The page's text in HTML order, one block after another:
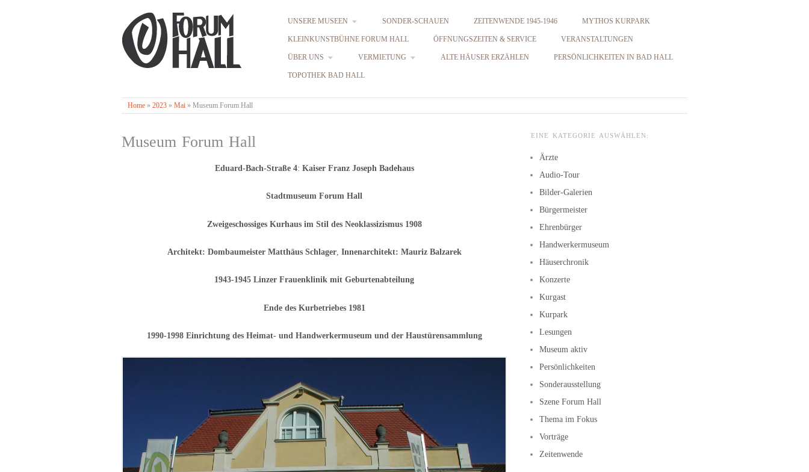
UNSERE MUSEEN SONDER-SCHAUEN ZEITENWENDE 1945-1946 MYTHOS KURPARK
KLEINKUNSTBÜHNE FORUM HALL ÖFFNUNGSZEITEN & SERVICE VERANSTALTUNGEN
ÜBER UNS VERMIETUNG ALTE HÄUSER ERZÄHLEN PERSÖNLICHKEITEN IN BAD HALL
TOPOTHEK BAD HALL
Home » 2023 » Mai » Museum Forum Hall
Museum Forum Hall
Eduard-Bach-Straße 4: Kaiser Franz Joseph Badehaus
Stadtmuseum Forum Hall
Zweigeschossiges Kurhaus im Stil des Neoklassizismus 1908
Architekt: Dombaumeister Matthäus Schlager, Innenarchitekt: Mauriz Balzarek
1943-1945 Linzer Frauenklinik mit Geburtenabteilung
Ende des Kurbetriebes 1981
1990-1998 Einrichtung des Heimat- und Handwerkermuseum und der Haustürensammlung
EINE KATEGORIE AUSWÄHLEN:
Ärzte
Audio-Tour
Bilder-Galerien
Bürgermeister
Ehrenbürger
Handwerkermuseum
Häuserchronik
Konzerte
Kurgast
Kurpark
Lesungen
Museum aktiv
Persönlichkeiten
Sonderausstellung
Szene Forum Hall
Thema im Fokus
Vorträge
Zeitenwende